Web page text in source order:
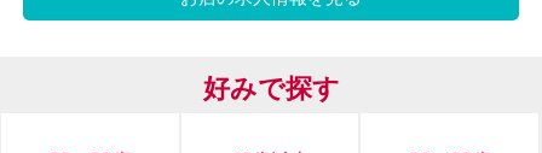
???? 開催期間
???? 特典内容
好みで探す